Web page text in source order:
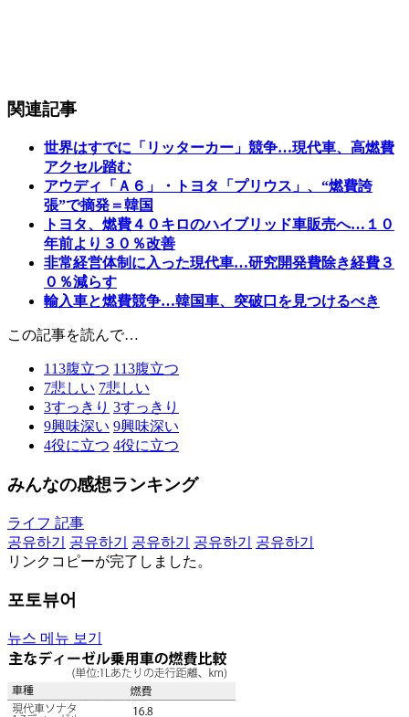
関連記事
世界はすでに「リッターカー」競争…現代車、高燃費
アクセル踏む
アウディ「Ａ６」・トヨタ「プリウス」、“燃費誇
張”で摘発＝韓国
トヨタ、燃費４０キロのハイブリッド車販売へ…１０
年前より３０％改善
非常経営体制に入った現代車…研究開発費除き経費３
０％減らす
輸入車と燃費競争…韓国車、突破口を見つけるべき
この記事を読んで…
113腹立つ 113腹立つ
7悲しい 7悲しい
3すっきり 3すっきり
9興味深い 9興味深い
4役に立つ 4役に立つ
みんなの感想ランキング
ライフ 記事
공유하기
공유하기 공유하기 공유하기
공유하기
リンクコピーが完了しました。
포토뷰어
뉴스 메뉴 보기